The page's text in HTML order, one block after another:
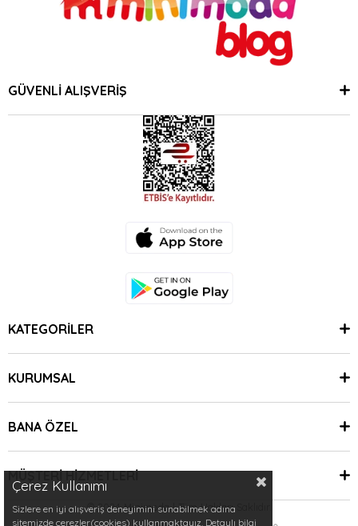
GÜVENLİ ALIŞVERİŞ
KATEGORİLER
KURUMSAL
BANA ÖZEL
MÜŞTERİ HİZMETLERİ
© 2024 Minimoda | Tüm Hakları Saklıdır.
Çerez Kullanımı
Sizlere en iyi alışveriş deneyimini sunabilmek adına
sitemizde çerezler(cookies) kullanmaktayız. Detaylı bilgi